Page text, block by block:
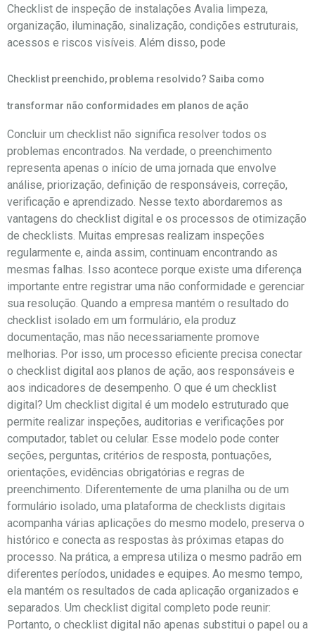
Checklist de inspeção de instalações Avalia limpeza,
organização, iluminação, sinalização, condições estruturais,
acessos e riscos visíveis. Além disso, pode
Checklist preenchido, problema resolvido? Saiba como
transformar não conformidades em planos de ação
Concluir um checklist não significa resolver todos os
problemas encontrados. Na verdade, o preenchimento
representa apenas o início de uma jornada que envolve
análise, priorização, definição de responsáveis, correção,
verificação e aprendizado. Nesse texto abordaremos as
vantagens do checklist digital e os processos de otimização
de checklists. Muitas empresas realizam inspeções
regularmente e, ainda assim, continuam encontrando as
mesmas falhas. Isso acontece porque existe uma diferença
importante entre registrar uma não conformidade e gerenciar
sua resolução. Quando a empresa mantém o resultado do
checklist isolado em um formulário, ela produz
documentação, mas não necessariamente promove
melhorias. Por isso, um processo eficiente precisa conectar
o checklist digital aos planos de ação, aos responsáveis e
aos indicadores de desempenho. O que é um checklist
digital? Um checklist digital é um modelo estruturado que
permite realizar inspeções, auditorias e verificações por
computador, tablet ou celular. Esse modelo pode conter
seções, perguntas, critérios de resposta, pontuações,
orientações, evidências obrigatórias e regras de
preenchimento. Diferentemente de uma planilha ou de um
formulário isolado, uma plataforma de checklists digitais
acompanha várias aplicações do mesmo modelo, preserva o
histórico e conecta as respostas às próximas etapas do
processo. Na prática, a empresa utiliza o mesmo padrão em
diferentes períodos, unidades e equipes. Ao mesmo tempo,
ela mantém os resultados de cada aplicação organizados e
separados. Um checklist digital completo pode reunir:
Portanto, o checklist digital não apenas substitui o papel ou a